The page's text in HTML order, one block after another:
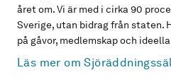
året om. Vi är med i cirka 90
Sverige, utan bidrag från staten.
på gåvor, medlemskap och
Läs mer om